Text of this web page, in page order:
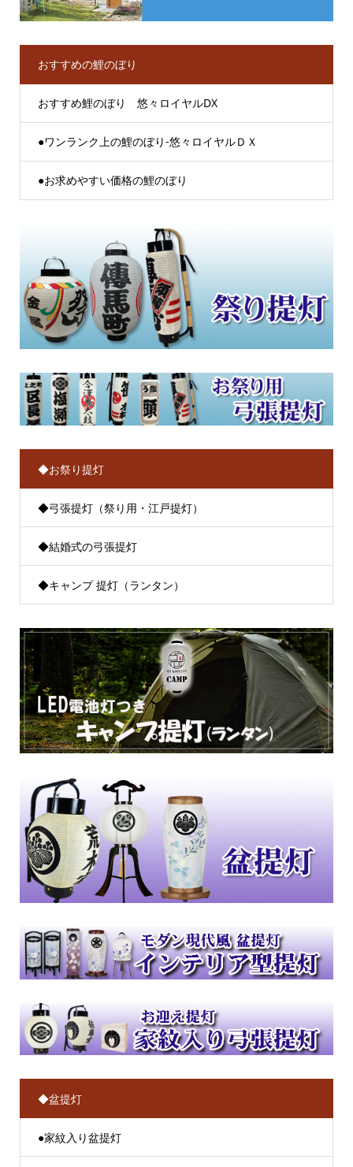
おすすめの鯉のぼり
おすすめ鯉のぼり 悠々ロイヤルDX
●ワンランク上の鯉のぼり-悠々ロイヤルＤＸ
●お求めやすい価格の鯉のぼり
◆お祭り提灯
◆弓張提灯（祭り用・江戸提灯）
◆結婚式の弓張提灯
◆キャンプ 提灯（ランタン）
◆盆提灯
●家紋入り盆提灯